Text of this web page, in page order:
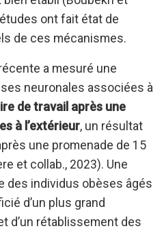
ont fait état de
de ces mécanismes.
a mesuré une
neuronales associées à
de travail après une
à l’extérieur, un résultat
une promenade de 15
et collab., 2023). Une
des individus obèses âgés
d’un plus grand
d’un rétablissement des